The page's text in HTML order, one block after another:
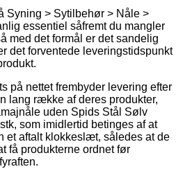
Syning > Sytilbehør > Nåle >
essentiel såfremt du mangler
med det formål er det sandelig
det forventede leveringstidspunkt
på nettet frembyder levering efter
lang række af deres produkter,
uden Spids Stål Sølv
som imidlertid betinges af at
et aftalt klokkeslæt, således at de
få produkterne ordnet før